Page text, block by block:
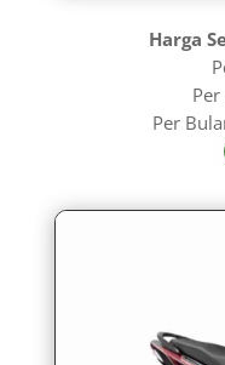
Harga
Per